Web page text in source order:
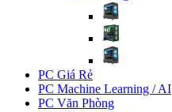
PC Giá Rẻ
PC Machine Learning / AI
PC Văn Phòng